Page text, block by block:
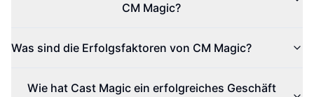
CM Magic?
Was sind die Erfolgsfaktoren von CM Magic?
Wie hat Cast Magic ein erfolgreiches Geschäft